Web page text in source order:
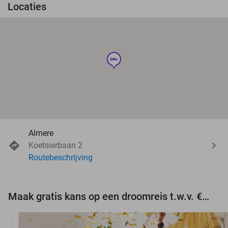
Locaties
hotel
Almere
Koetsierbaan 2
Routebeschrijving
Maak gratis kans op een droomreis t.w.v. €3.000!